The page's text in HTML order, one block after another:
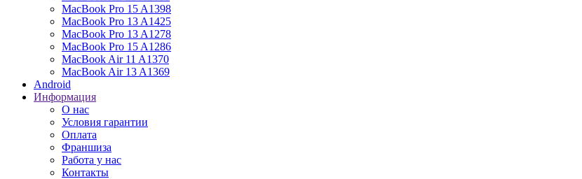
MacBook Pro 15 A1398
MacBook Pro 13 A1425
MacBook Pro 13 A1278
MacBook Pro 15 A1286
MacBook Air 11 A1370
MacBook Air 13 A1369
Android
Информация
О нас
Условия гарантии
Оплата
Франшиза
Работа у нас
Контакты